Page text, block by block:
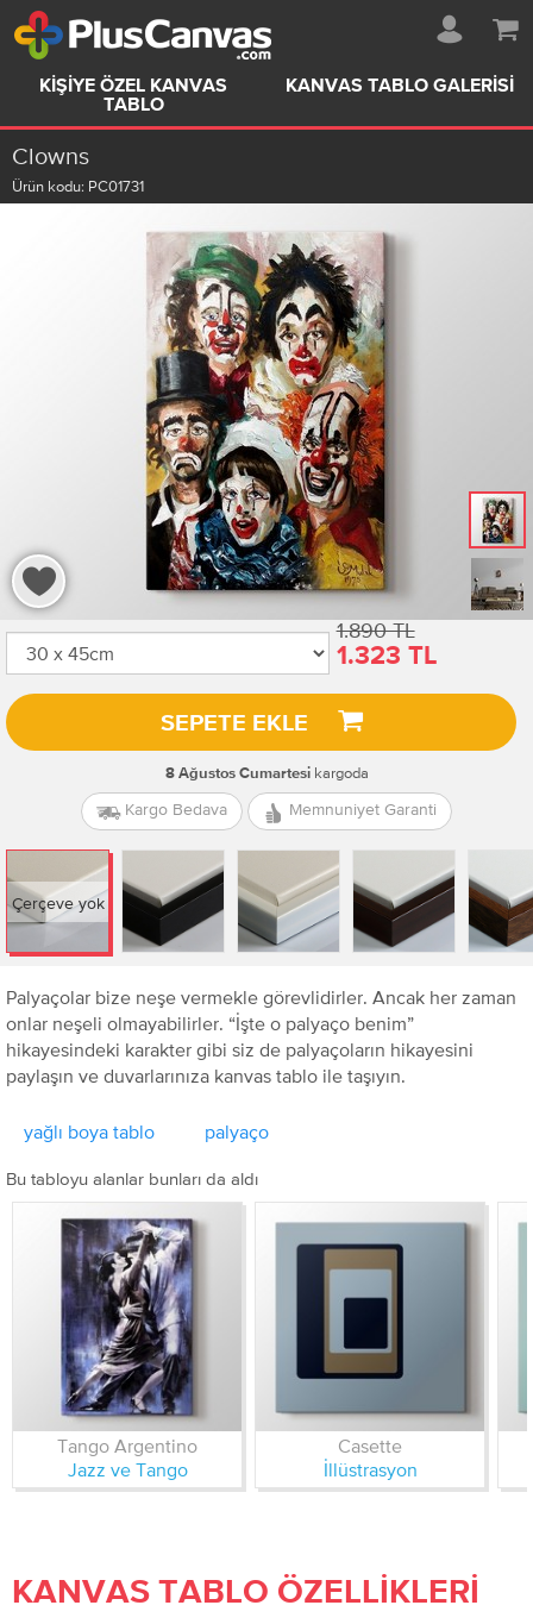
KIŞIYE ÖZEL KANVAS
TABLO
KANVAS TABLO GALERISI
Clowns
Ürün kodu: PC01731
1.890 TL
1.323 TL
SEPETE EKLE
8 Ağustos Cumartesikargoda
Kargo Bedava Memnuniyet Garanti
Çerçeve yok
Palyaçolar bize neşe vermekle görevlidirler. Ancak her zaman
onlar neşeli olmayabilirler. “İşte o palyaço benim”
hikayesindeki karakter gibi siz de palyaçoların hikayesini
paylaşın ve duvarlarınıza kanvas tablo ile taşıyın.
yağlı boya tablo palyaço
Bu tabloyu alanlar bunları da aldı
Tango Argentino
Jazz ve Tango
Casette
İllüstrasyon
KANVAS TABLO ÖZELLIKLERI